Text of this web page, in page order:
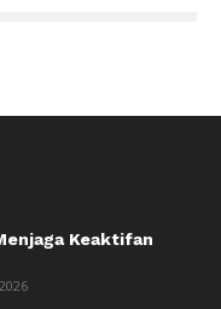
Keaktifan